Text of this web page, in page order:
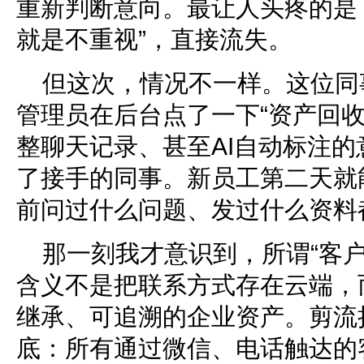
重新判断意向。最让人头疼的
就是不重视”，直接流失。
但这次，情况不一样。这位
管理员在后台点了一下“资产回
整聊天记录、甚至AI自动标注
了接手的同事。新员工第二天
前问过什么问题、发过什么资
那一刻我才意识到，所谓“客
含义不是把联系方式存在云端，
继承、可追溯的企业资产。剪
底：所有通过微信、电话触达